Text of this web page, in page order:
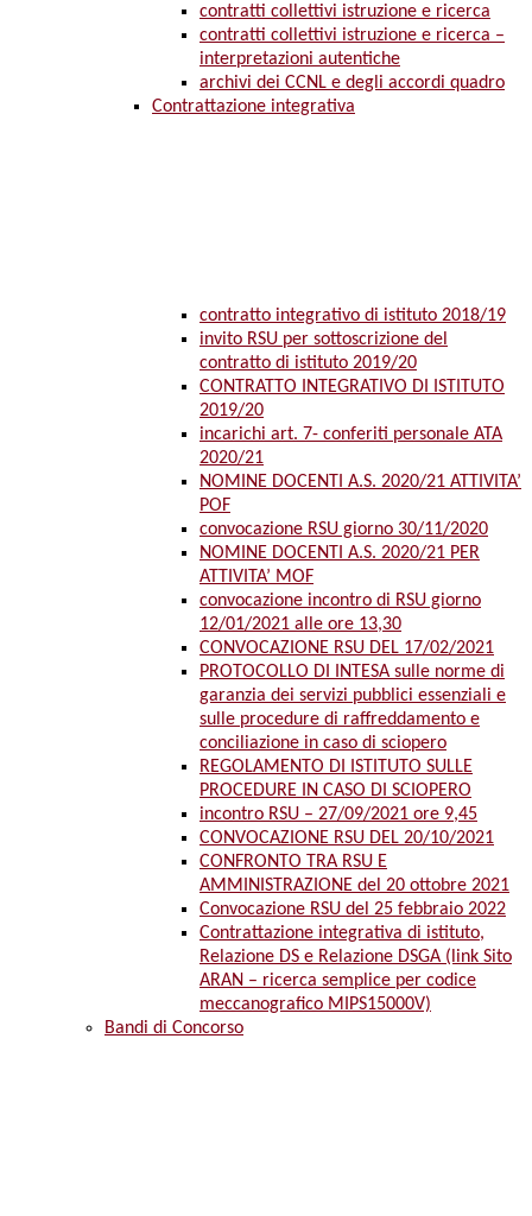
contratti collettivi istruzione e ricerca
contratti collettivi istruzione e ricerca –
interpretazioni autentiche
archivi dei CCNL e degli accordi quadro
Contrattazione integrativa
contratto integrativo di istituto 2018/19
invito RSU per sottoscrizione del
contratto di istituto 2019/20
CONTRATTO INTEGRATIVO DI ISTITUTO
2019/20
incarichi art. 7- conferiti personale ATA
2020/21
NOMINE DOCENTI A.S. 2020/21 ATTIVITA’
POF
convocazione RSU giorno 30/11/2020
NOMINE DOCENTI A.S. 2020/21 PER
ATTIVITA’ MOF
convocazione incontro di RSU giorno
12/01/2021 alle ore 13,30
CONVOCAZIONE RSU DEL 17/02/2021
PROTOCOLLO DI INTESA sulle norme di
garanzia dei servizi pubblici essenziali e
sulle procedure di raffreddamento e
conciliazione in caso di sciopero
REGOLAMENTO DI ISTITUTO SULLE
PROCEDURE IN CASO DI SCIOPERO
incontro RSU – 27/09/2021 ore 9,45
CONVOCAZIONE RSU DEL 20/10/2021
CONFRONTO TRA RSU E
AMMINISTRAZIONE del 20 ottobre 2021
Convocazione RSU del 25 febbraio 2022
Contrattazione integrativa di istituto,
Relazione DS e Relazione DSGA (link Sito
ARAN – ricerca semplice per codice
meccanografico MIPS15000V)
Bandi di Concorso